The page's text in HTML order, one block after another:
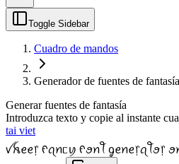
Toggle Sidebar
Cuadro de mandos
Generador de fuentes de fantasía
Generar fuentes de fantasía
Introduzca texto y copie al instante
tai viet
ꪜꫝꫀꫀ᥅ ᠻꪖꪀᥴꪗ ᠻꪮꪀꪻ ᧁꫀꪀꫀ᥅ꪖꪻꪮ᥅